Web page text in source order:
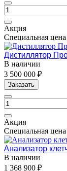
Акция
Специальная цена
Дистиллятор
В наличии
3 500 000 ₽
Заказать
Акция
Специальная цена
Анализатор
В наличии
1 368 900 ₽